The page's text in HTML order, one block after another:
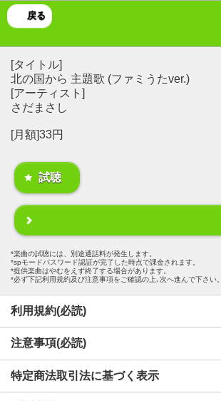
戻る
[タイトル]
北の国から 主題歌 (ファミうたver.)
[アーティスト]
さだまさし
[月額]33円
試聴
楽曲の試聴には、別途通話料が発生します。
spモードパスワード認証が完了した時点で課金されます。
提供楽曲はやむをえず終了する場合があります。
必ず下記利用規約及び注意事項をご確認の上､次へ進んで下さい。
利用規約(必読)
注意事項(必読)
特定商法取引法に基づく表示